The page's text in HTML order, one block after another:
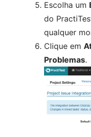
Escolha um
do
qualquer
Clique em
Problemas.